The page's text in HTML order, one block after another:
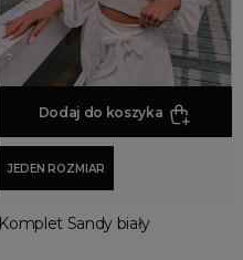
Dodaj do koszyka
JEDEN ROZMIAR
Komplet Sandy biały